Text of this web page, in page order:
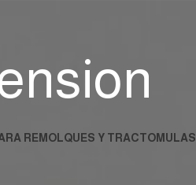
REMOLQUES Y TRACTOMULAS